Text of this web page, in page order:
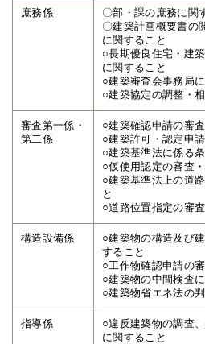
庶務係
〇部・課の庶務に関
〇建築計画概要書の
に関すること
○長期優良住宅・建
に関すること
○建築審査会事務局
○建築協定の調整・
審査第一係・
第二係
○建築確認申請の審
○建築許可・認定申
○建築基準法に係る
○仮使用認定の審査
○建築基準法上の道
と
○道路位置指定の審
構造設備係
○建築物の構造及び
すること
○工作物確認申請の
○建築物の中間検査
○建築物省エネ法の
指導係
○違反建築物の調査
に関すること